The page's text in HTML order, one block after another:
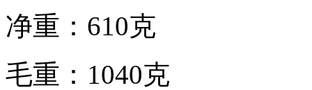
净重：610克
毛重：1040克